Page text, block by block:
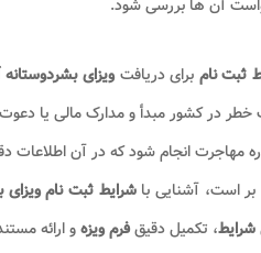
آن ها بررسی شود.
ثبت نام برای دریافت ویزای بشردوستانه
خطر در کشور مبدأ و مدارک مالی یا
مهاجرت انجام شود که در آن اطلاعات
است، آشنایی با شرایط ثبت نام ویزای
شرایط، تکمیل دقیقفرم ویزهو ارائه